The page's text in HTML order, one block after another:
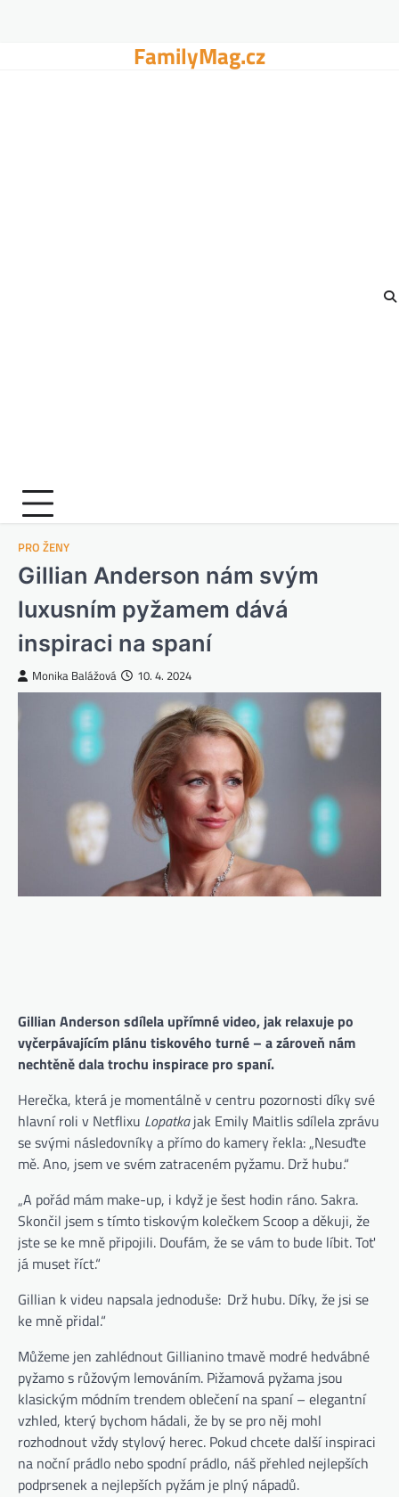
FamilyMag.cz
PRO ŽENY
Gillian Anderson nám svým
luxusním pyžamem dává
inspiraci na spaní
Monika Balážová 10. 4. 2024
Gillian Anderson sdílela upřímné video, jak relaxuje po
vyčerpávajícím plánu tiskového turné – a zároveň nám
nechtěně dala trochu inspirace pro spaní.
Herečka, která je momentálně v centru pozornosti díky své
hlavní roli v Netflixu Lopatkajak Emily Maitlis sdílela zprávu
se svými následovníky a přímo do kamery řekla: „Nesuďte
mě. Ano, jsem ve svém zatraceném pyžamu. Drž hubu.“
„A pořád mám make-up, i když je šest hodin ráno. Sakra.
Skončil jsem s tímto tiskovým kolečkem Scoop a děkuji, že
jste se ke mně připojili. Doufám, že se vám to bude líbit. Toť
já muset říct.“
Gillian k videu napsala jednoduše: ‚Drž hubu. Díky, že jsi se
ke mně přidal.“
Můžeme jen zahlédnout Gillianino tmavě modré hedvábné
pyžamo s růžovým lemováním. Pižamová pyžama jsou
klasickým módním trendem oblečení na spaní – elegantní
vzhled, který bychom hádali, že by se pro něj mohl
rozhodnout vždy stylový herec. Pokud chcete další inspiraci
na noční prádlo nebo spodní prádlo, náš přehled nejlepších
podprsenek a nejlepších pyžám je plný nápadů.